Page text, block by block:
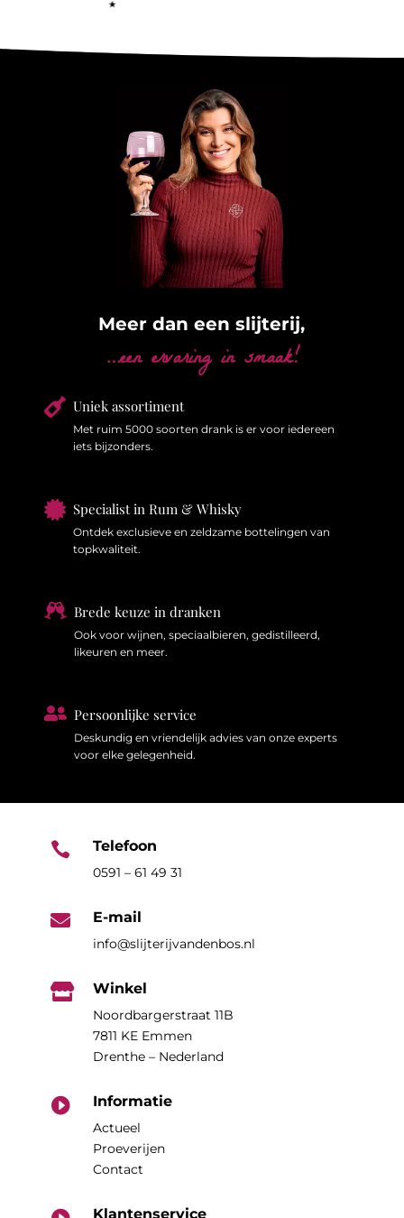
Meer dan een slijterij,
…een ervaring in smaak!
 Uniek assortiment
Met ruim 5000 soorten drank is er voor iedereen
iets bijzonders.
 Specialist in Rum & Whisky
Ontdek exclusieve en zeldzame bottelingen van
topkwaliteit.
 Brede keuze in dranken
Ook voor wijnen, speciaalbieren, gedistilleerd,
likeuren en meer.
 Persoonlijke service
Deskundig en vriendelijk advies van onze experts
voor elke gelegenheid.
 Telefoon
0591 – 61 49 31
 E-mail
info@slijterijvandenbos.nl
 Winkel
Noordbargerstraat 11B
7811 KE Emmen
Drenthe – Nederland
 Informatie
Actueel
Proeverijen
Contact
Klantenservice